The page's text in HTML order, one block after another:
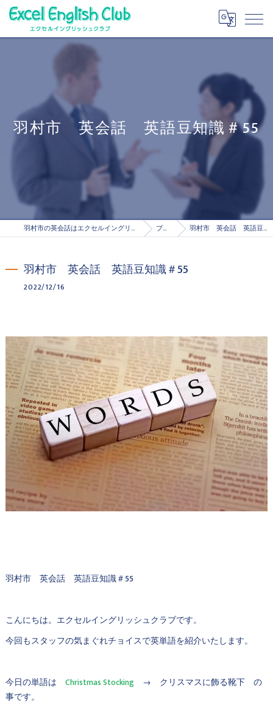
羽村市 英会話 英語豆知識＃55
羽村市の英会話はエクセルイングリッシュクラブ ブログ 羽村市 英会話 英語豆知識＃55
羽村市 英会話 英語豆知識＃55
2022/12/16
羽村市 英会話 英語豆知識＃55
こんにちは。エクセルイングリッシュクラブです。
今回もスタッフの気まぐれチョイスで英単語を紹介いたします。
今日の単語は Christmas Stocking→ クリスマスに飾る靴下 の
事です。